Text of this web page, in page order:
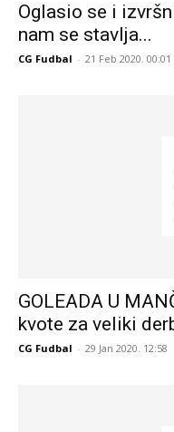
Oglasio se i
nam se stavlja...
CG Fudbal - 21 Feb 2020. 00:01
GOLEADA U
kvote za veliki
CG Fudbal - 29 Jan 2020. 12:58